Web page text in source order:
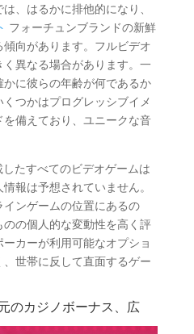
、はるかに排他的になり、
フォーチュンブランドの新鮮
向があります。フルビデオ
異なる場合があります。一
に彼らの年齢が何であるか
つかはプログレッシブイメ
備えており、ユニークな音
たすべてのビデオゲームは
報は予想されていません。
ンゲームの位置にあるの
の個人的な変動性を高く評
カーが利用可能なオプショ
世帯に反して直面するゲー
のカジノボーナス、広